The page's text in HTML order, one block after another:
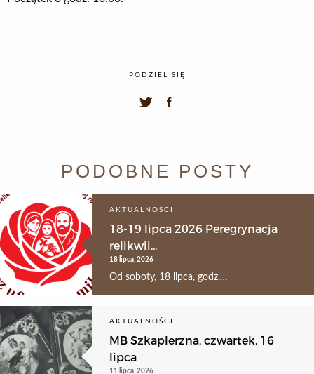
PODZIEL SIĘ
PODOBNE POSTY
AKTUALNOŚCI
18-19 lipca 2026 Peregrynacja
relikwii...
18 lipca, 2026
Od soboty, 18 lipca, godz.…
AKTUALNOŚCI
MB Szkaplerzna, czwartek, 16
lipca
11 lipca, 2026